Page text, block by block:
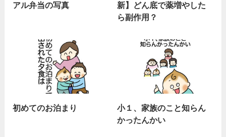
アル弁当の写真
新】どん底で薬増やした
ら副作用？
初めてのお泊まり
小１、家族のこと知らん
かったんかい